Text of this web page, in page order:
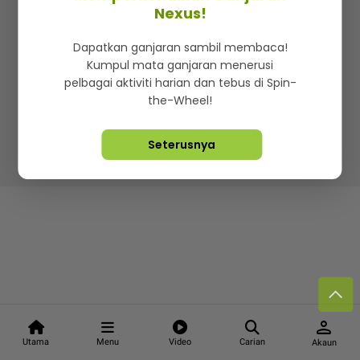
Utama Menu Video Carian
person
Akaun
Iklan di SMG360
Terma & Syarat Dasar Privasi
Lebih hot, viral dan sensasi
Hakcipta Terpelihara ©2026. Star Media Group Berhad
Nexus!
Dapatkan ganjaran sambil membaca!
Kumpul mata ganjaran menerusi
pelbagai aktiviti harian dan tebus di Spin-
the-Wheel!
Seterusnya